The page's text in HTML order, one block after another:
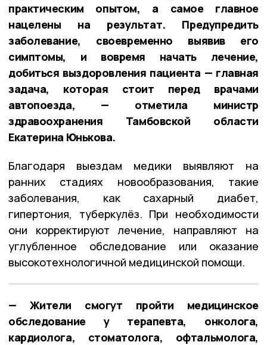
практическим опытом, а самое главное
нацелены на результат. Предупредить
заболевание, своевременно выявив его
симптомы, и вовремя начать лечение,
добиться выздоровления пациента — главная
задача, которая стоит перед врачами
автопоезда, — отметила министр
здравоохранения Тамбовской области
Екатерина Юнькова.
Благодаря выездам медики выявляют на
ранних стадиях новообразования, такие
заболевания, как сахарный диабет,
гипертония, туберкулёз. При необходимости
они корректируют лечение, направляют на
углубленное обследование или оказание
высокотехнологичной медицинской помощи.
— Жители смогут пройти медицинское
обследование у терапевта, онколога,
кардиолога, стоматолога, офтальмолога,